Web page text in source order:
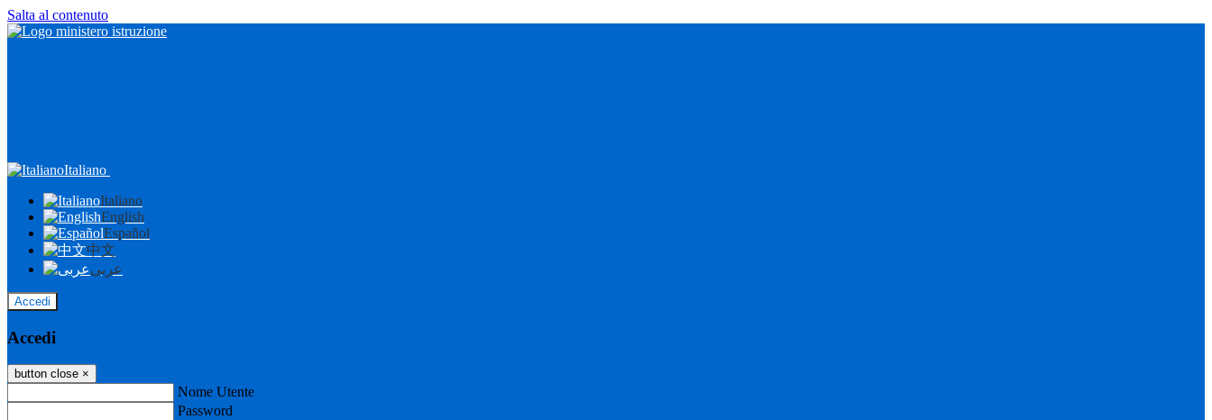
Salta al contenuto
Italiano
Italiano
English
Español
中文
عربى
Accedi
Accedi
button close ×
Nome Utente
Password